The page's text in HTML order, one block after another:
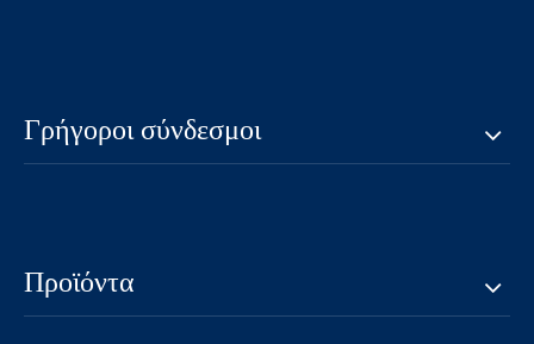
Γρήγοροι σύνδεσμοι
Προϊόντα